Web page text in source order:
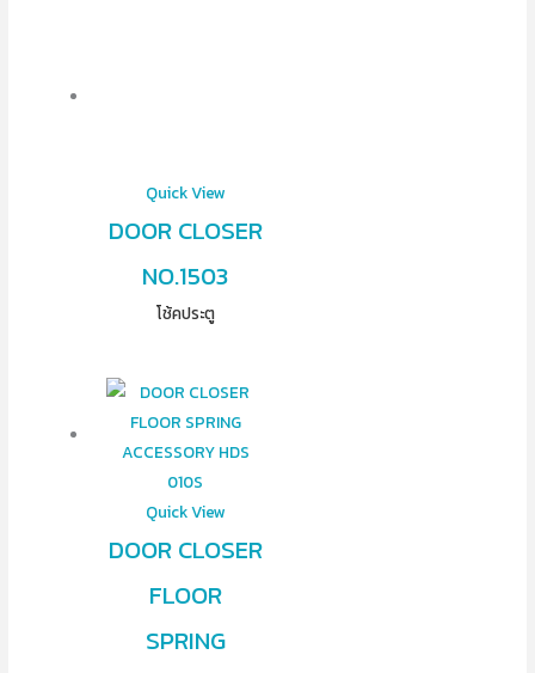
Quick View
DOOR CLOSER
NO.1503
โช้คประตู
Quick View
DOOR CLOSER
FLOOR
SPRING